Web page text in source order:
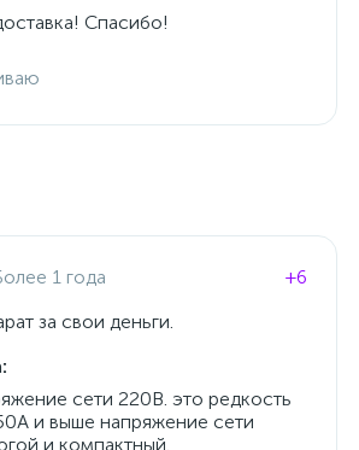
Спасибо!
1 года
+6
за свои деньги.
сети 220В. это редкость
и выше напряжение сети
и компактный.